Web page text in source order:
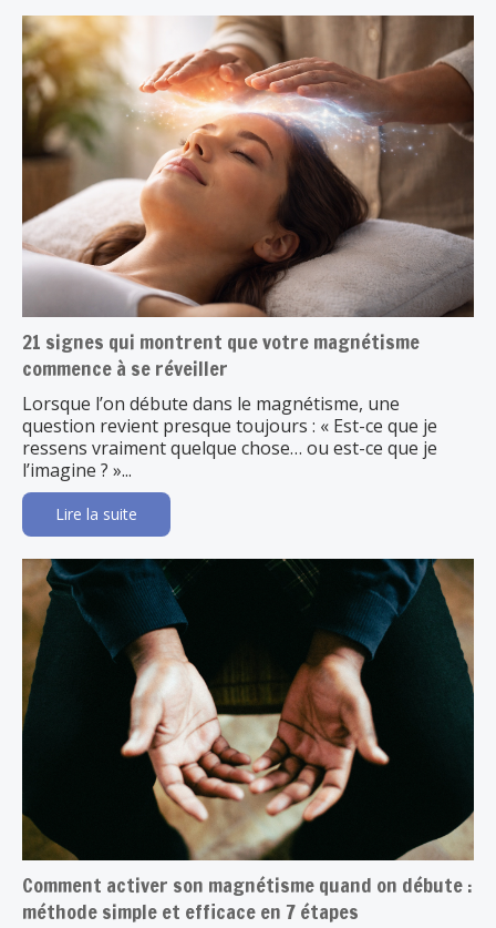
21 signes qui montrent que votre magnétisme
commence à se réveiller
Lorsque l’on débute dans le magnétisme, une
question revient presque toujours : « Est-ce que je
ressens vraiment quelque chose… ou est-ce que je
l’imagine ? »...
Lire la suite
Comment activer son magnétisme quand on débute :
méthode simple et efficace en 7 étapes